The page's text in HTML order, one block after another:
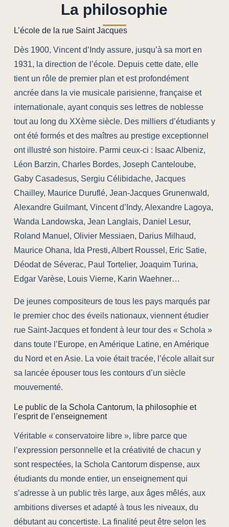
La philosophie
L’école de la rue Saint Jacques
Dès 1900, Vincent d’Indy assure, jusqu’à sa mort en
1931, la direction de l’école. Depuis cette date, elle
tient un rôle de premier plan et est profondément
ancrée dans la vie musicale parisienne, française et
internationale, ayant conquis ses lettres de noblesse
tout au long du XXème siècle. Des milliers d’étudiants y
ont été formés et des maîtres au prestige exceptionnel
ont illustré son histoire. Parmi ceux-ci : Isaac Albeniz,
Léon Barzin, Charles Bordes, Joseph Canteloube,
Gaby Casadesus, Sergiu Célibidache, Jacques
Chailley, Maurice Duruflé, Jean-Jacques Grunenwald,
Alexandre Guilmant, Vincent d’Indy, Alexandre Lagoya,
Wanda Landowska, Jean Langlais, Daniel Lesur,
Roland Manuel, Olivier Messiaen, Darius Milhaud,
Maurice Ohana, Ida Presti, Albert Roussel, Eric Satie,
Déodat de Séverac, Paul Tortelier, Joaquim Turina,
Edgar Varèse, Louis Vierne, Karin Waehner…
De jeunes compositeurs de tous les pays marqués par
le premier choc des éveils nationaux, viennent étudier
rue Saint-Jacques et fondent à leur tour des « Schola »
dans toute l’Europe, en Amérique Latine, en Amérique
du Nord et en Asie. La voie était tracée, l’école allait sur
sa lancée épouser tous les contours d’un siècle
mouvementé.
Le public de la Schola Cantorum, la philosophie et
l’esprit de l’enseignement
Véritable « conservatoire libre », libre parce que
l’expression personnelle et la créativité de chacun y
sont respectées, la Schola Cantorum dispense, aux
étudiants du monde entier, un enseignement qui
s’adresse à un public très large, aux âges mêlés, aux
ambitions diverses et adapté à tous les niveaux, du
débutant au concertiste. La finalité peut être selon les